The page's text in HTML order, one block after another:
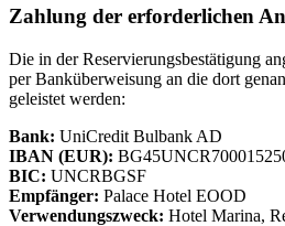
Zahlung der erforderlichen
Die in der Reservierungsbestätigung
per Banküberweisung an die dort
geleistet werden:
Bank: UniCredit Bulbank AD
IBAN (EUR):
BIC: UNCRBGSF
Empfänger: Palace Hotel EOOD
Verwendungszweck: Hotel Marina,